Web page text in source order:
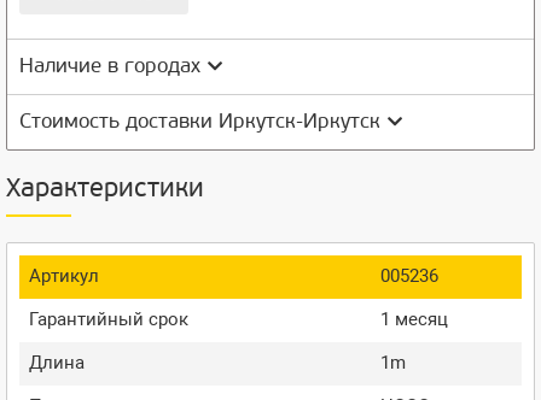
Наличие в городах
Стоимость доставки Иркутск-Иркутск
Характеристики
Артикул
005236
Гарантийный срок
1 месяц
Длина
1m